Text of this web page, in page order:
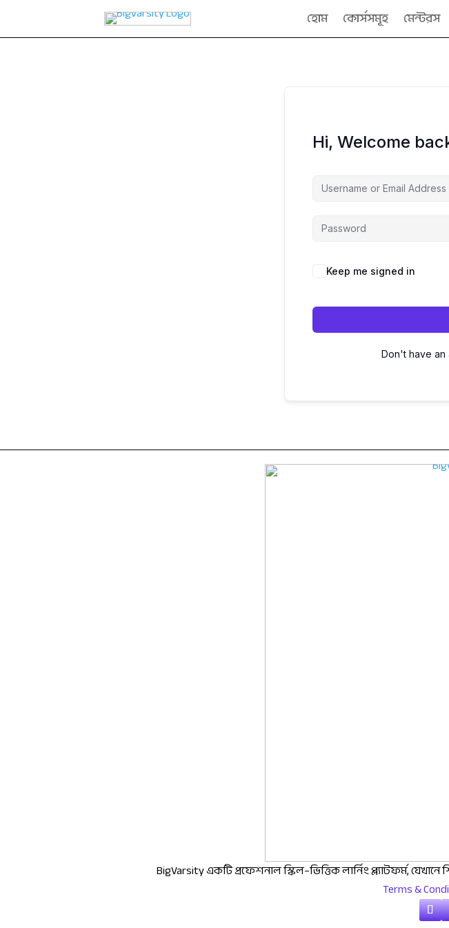
হোম কোর্সসমূহ মেন্টরস
Hi, Welcome
Keep me signed in
Don't have an
BigVarsity একটি প্রফেশনাল স্কিল–ভিত্তিক লার্নিং প্ল্যাটফর্ম, যেখানে
Terms &